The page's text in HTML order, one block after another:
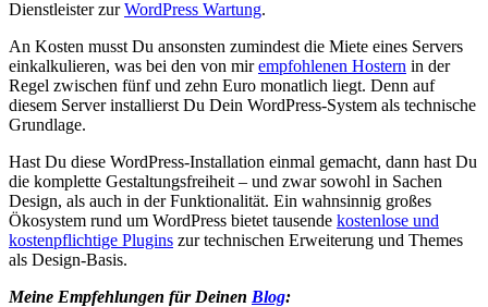
Dienstleister zurWordPress Wartung.
An Kosten musst Du ansonsten zumindest die Miete eines Servers
einkalkulieren, was bei den von mirempfohlenen Hostern in der
Regel zwischen fünf und zehn Euro monatlich liegt. Denn auf
diesem Server installierst Du Dein WordPress-System als technische
Grundlage.
Hast Du diese WordPress-Installation einmal gemacht, dann hast Du
die komplette Gestaltungsfreiheit – und zwar sowohl in Sachen
Design, als auch in der Funktionalität. Ein wahnsinnig großes
Ökosystem rund um WordPress bietet tausende kostenlose und
kostenpflichtige Plugins zur technischen Erweiterung und Themes
als Design-Basis.
Meine Empfehlungen für Deinen Blog: